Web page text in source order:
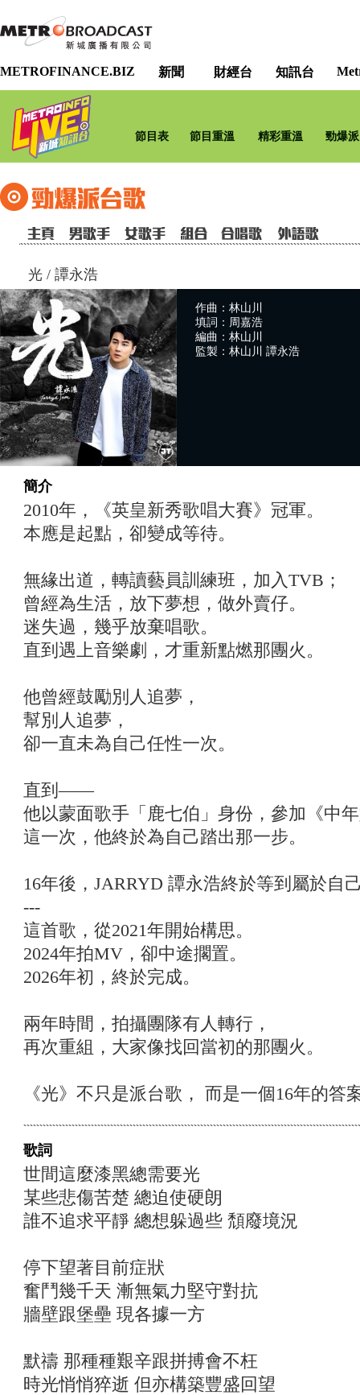
METROFINANCE.BIZ 新聞 財經台 知訊台
節目表 節目重溫 精彩重溫 勁爆
光 / 譚永浩
作曲：林山川
填詞：周嘉浩
編曲：林山川
監製：林山川 譚永浩
簡介
2010年，《英皇新秀歌唱大賽》冠軍。
本應是起點，卻變成等待。
無緣出道，轉讀藝員訓練班，加入TVB；
曾經為生活，放下夢想，做外賣仔。
迷失過，幾乎放棄唱歌。
直到遇上音樂劇，才重新點燃那團火。
他曾經鼓勵別人追夢，
幫別人追夢，
卻一直未為自己任性一次。
直到——
他以蒙面歌手「鹿七伯」身份，參加《中
這一次，他終於為自己踏出那一步。
16年後，JARRYD 譚永浩終於等到屬於自
---
這首歌，從2021年開始構思。
2024年拍MV，卻中途擱置。
2026年初，終於完成。
兩年時間，拍攝團隊有人轉行，
再次重組，大家像找回當初的那團火。
《光》不只是派台歌， 而是一個16年的答
歌詞
世間這麼漆黑總需要光
某些悲傷苦楚 總迫使硬朗
誰不追求平靜 總想躲過些 頹廢境況
停下望著目前症狀
奮鬥幾千天 漸無氣力堅守對抗
牆壁跟堡壘 現各據一方
默禱 那種種艱辛跟拼搏會不枉
時光悄悄猝逝 但亦構築豐盛回望